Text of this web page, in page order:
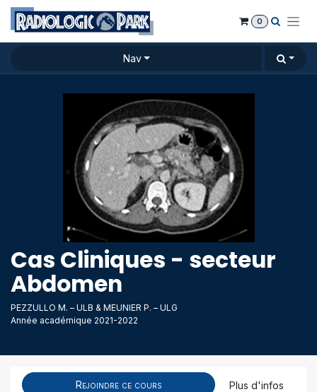
Se rendre au contenu
0
Nav
Cas Cliniques - secteur
Abdomen
PEZZULLO M. – ULB & MEUNIER P. – ULG
Année académique 2021-2022
Rejoindre ce cours Plus d'infos